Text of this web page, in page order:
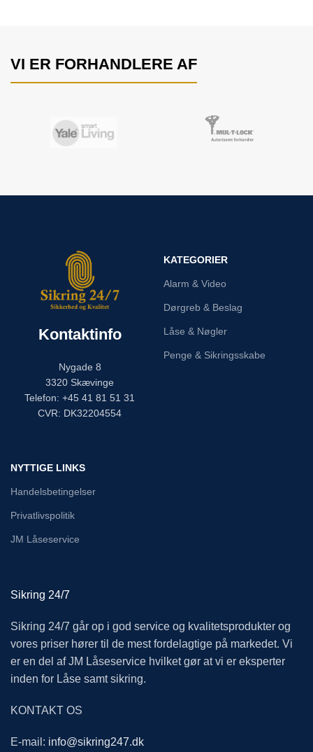
VI ER FORHANDLERE AF
Kontaktinfo
Nygade 8
3320 Skævinge
Telefon: +45 41 81 51 31
CVR: DK32204554
KATEGORIER
Alarm & Video
Dørgreb & Beslag
Låse & Nøgler
Penge & Sikringsskabe
NYTTIGE LINKS
Handelsbetingelser
Privatlivspolitik
JM Låseservice
Sikring 24/7
Sikring 24/7 går op i god service og kvalitetsprodukter og
vores priser hører til de mest fordelagtige på markedet. Vi
er en del af JM Låseservice hvilket gør at vi er eksperter
inden for Låse samt sikring.
KONTAKT OS
E-mail: info@sikring247.dk